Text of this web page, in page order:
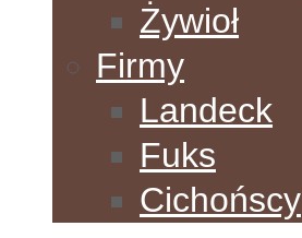
Żywioł
Firmy
Landeck
Fuks
Cichońscy